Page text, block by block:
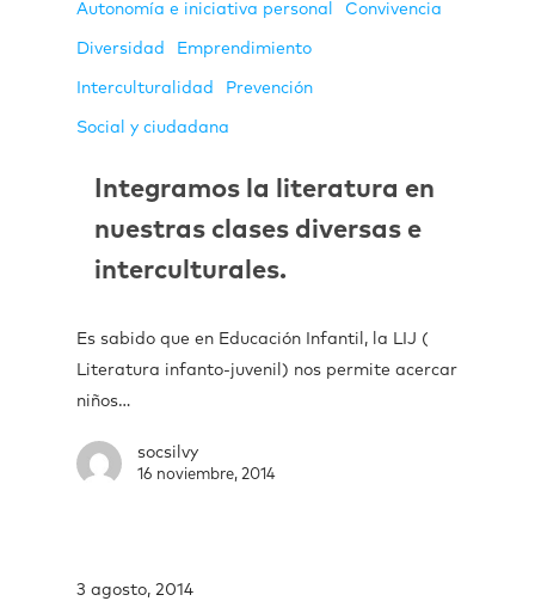
Autonomía e iniciativa personal Convivencia
Diversidad Emprendimiento
Interculturalidad Prevención
Social y ciudadana
Integramos la literatura en
nuestras clases diversas e
interculturales.
Es sabido que en Educación Infantil, la LIJ (
Literatura infanto-juvenil) nos permite acercar
niños…
socsilvy
16 noviembre, 2014
3 agosto, 2014